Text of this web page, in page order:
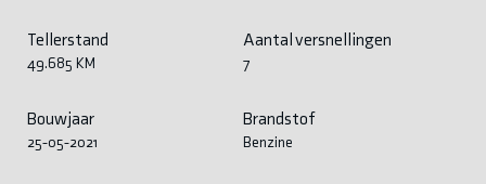
Tellerstand
49.685 KM
Aantal versnellingen
7
Bouwjaar
25-05-2021
Brandstof
Benzine